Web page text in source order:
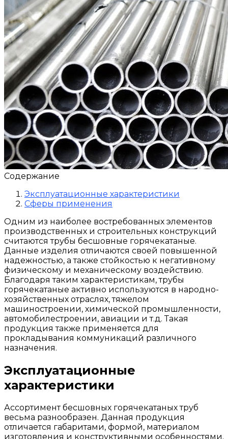
Содержание
Эксплуатационные характеристики
Сферы применения
Одним из наиболее востребованных элементов
производственных и строительных конструкций
считаются трубы бесшовные горячекатаные.
Данные изделия отличаются своей повышенной
надежностью, а также стойкостью к негативному
физическому и механическому воздействию.
Благодаря таким характеристикам, трубы
горячекатаные активно используются в народно-
хозяйственных отраслях, тяжелом
машиностроении, химической промышленности,
автомобилестроении, авиации и т.д. Такая
продукция также применяется для
прокладывания коммуникаций различного
назначения.
Эксплуатационные
характеристики
Ассортимент бесшовных горячекатаных труб
весьма разнообразен. Данная продукция
отличается габаритами, формой, материалом
изготовления и конструктивными особенностями.